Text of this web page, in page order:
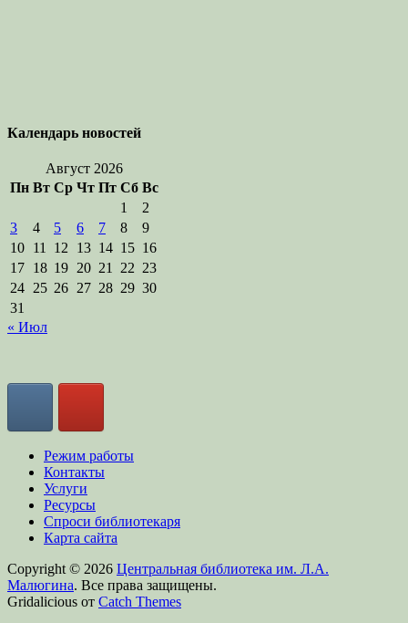
Календарь новостей
Август 2026
Пн Вт Ср Чт Пт Сб Вс
1
2
3
4 5 6 7 8
9
10 11 12 13 14 15 16
17 18 19 20 21 22 23
24 25 26 27 28 29 30
31
« Июл
Режим работы
Контакты
Услуги
Ресурсы
Спроси библиотекаря
Карта сайта
Copyright © 2026 Центральная библиотека им. Л.А.
Малюгина. Все права защищены.
Gridalicious от Catch Themes